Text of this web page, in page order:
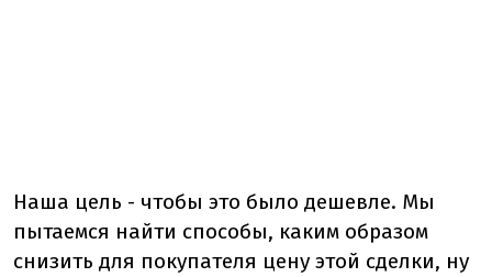
Наша цель - чтобы это было дешевле. Мы
пытаемся найти способы, каким образом
снизить для покупателя цену этой сделки, ну